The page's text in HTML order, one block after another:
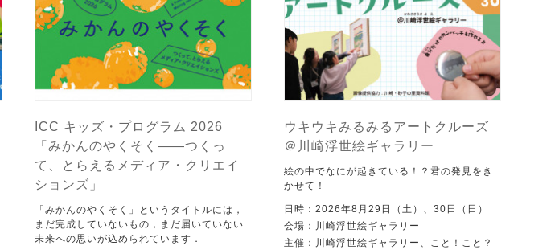
ICC キッズ・プログラム 2026
「みかんのやくそく——つくっ
て、とらえるメディア・クリエイ
ションズ」
「みかんのやくそく」というタイトルには，
まだ完成していないもの，まだ届いていない
未来への思いが込められています．
ウキウキみるみるアートクルーズ
＠川崎浮世絵ギャラリー
絵の中でなにが起きている！？君の発見をき
かせて！
日時：2026年8月29日（土）、30日（日）
会場：川崎浮世絵ギャラリー
主催：川崎浮世絵ギャラリー、こと！こと？